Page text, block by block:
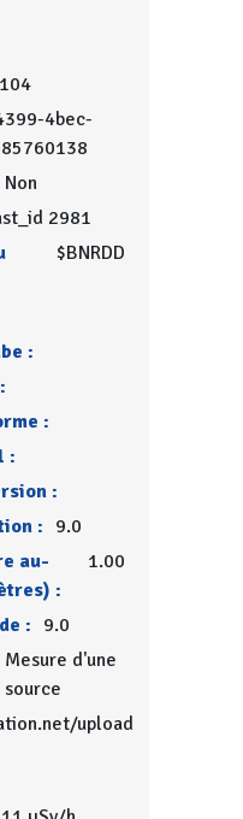
104
4bec-
Non
2981
$BNRDD
:
:
:
:
: 9.0
au-
:
1.00
: 9.0
Mesure d'une
source
upload